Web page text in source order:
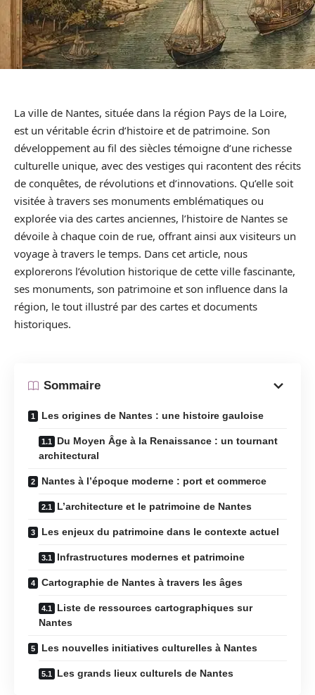
La ville de Nantes, située dans la région Pays de la Loire,
est un véritable écrin d’histoire et de patrimoine. Son
développement au fil des siècles témoigne d’une richesse
culturelle unique, avec des vestiges qui racontent des récits
de conquêtes, de révolutions et d’innovations. Qu’elle soit
visitée à travers ses monuments emblématiques ou
explorée via des cartes anciennes, l’histoire de Nantes se
dévoile à chaque coin de rue, offrant ainsi aux visiteurs un
voyage à travers le temps. Dans cet article, nous
explorerons l’évolution historique de cette ville fascinante,
ses monuments, son patrimoine et son influence dans la
région, le tout illustré par des cartes et documents
historiques.
Sommaire
Les origines de Nantes : une histoire gauloise
Du Moyen Âge à la Renaissance : un tournant
architectural
Nantes à l’époque moderne : port et commerce
L’architecture et le patrimoine de Nantes
Les enjeux du patrimoine dans le contexte actuel
Infrastructures modernes et patrimoine
Cartographie de Nantes à travers les âges
Liste de ressources cartographiques sur
Nantes
Les nouvelles initiatives culturelles à Nantes
Les grands lieux culturels de Nantes